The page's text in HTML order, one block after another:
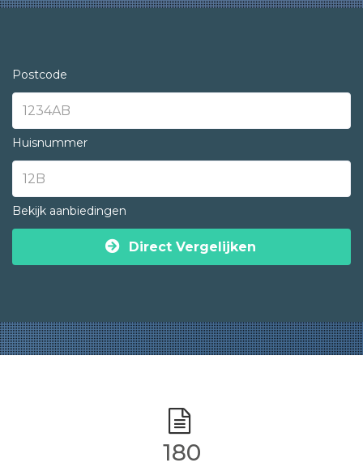
Postcode
Huisnummer
Bekijk aanbiedingen
Direct Vergelijken
180